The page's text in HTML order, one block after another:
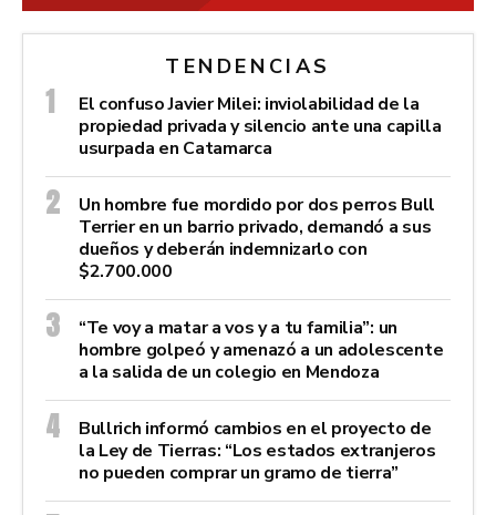
TENDENCIAS
El confuso Javier Milei: inviolabilidad de la
propiedad privada y silencio ante una capilla
usurpada en Catamarca
Un hombre fue mordido por dos perros Bull
Terrier en un barrio privado, demandó a sus
dueños y deberán indemnizarlo con
$2.700.000
“Te voy a matar a vos y a tu familia”: un
hombre golpeó y amenazó a un adolescente
a la salida de un colegio en Mendoza
Bullrich informó cambios en el proyecto de
la Ley de Tierras: “Los estados extranjeros
no pueden comprar un gramo de tierra”